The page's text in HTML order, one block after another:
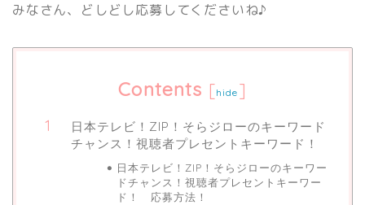
みなさん、どしどし応募してくださいね♪
Contents [hide ]
日本テレビ！ZIP！そらジローのキーワード
チャンス！視聴者プレセントキーワード！
日本テレビ！ZIP！そらジローのキーワー
ドチャンス！視聴者プレセントキーワー
ド！ 応募方法！